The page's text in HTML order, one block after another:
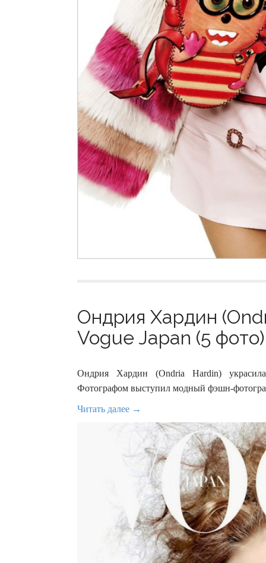
Ондрия Хардин
Vogue Japan (5 фото)
Ондрия Хардин (Ondria Hardin)
Фотографом выступил модный фэшн-
Читать далее →